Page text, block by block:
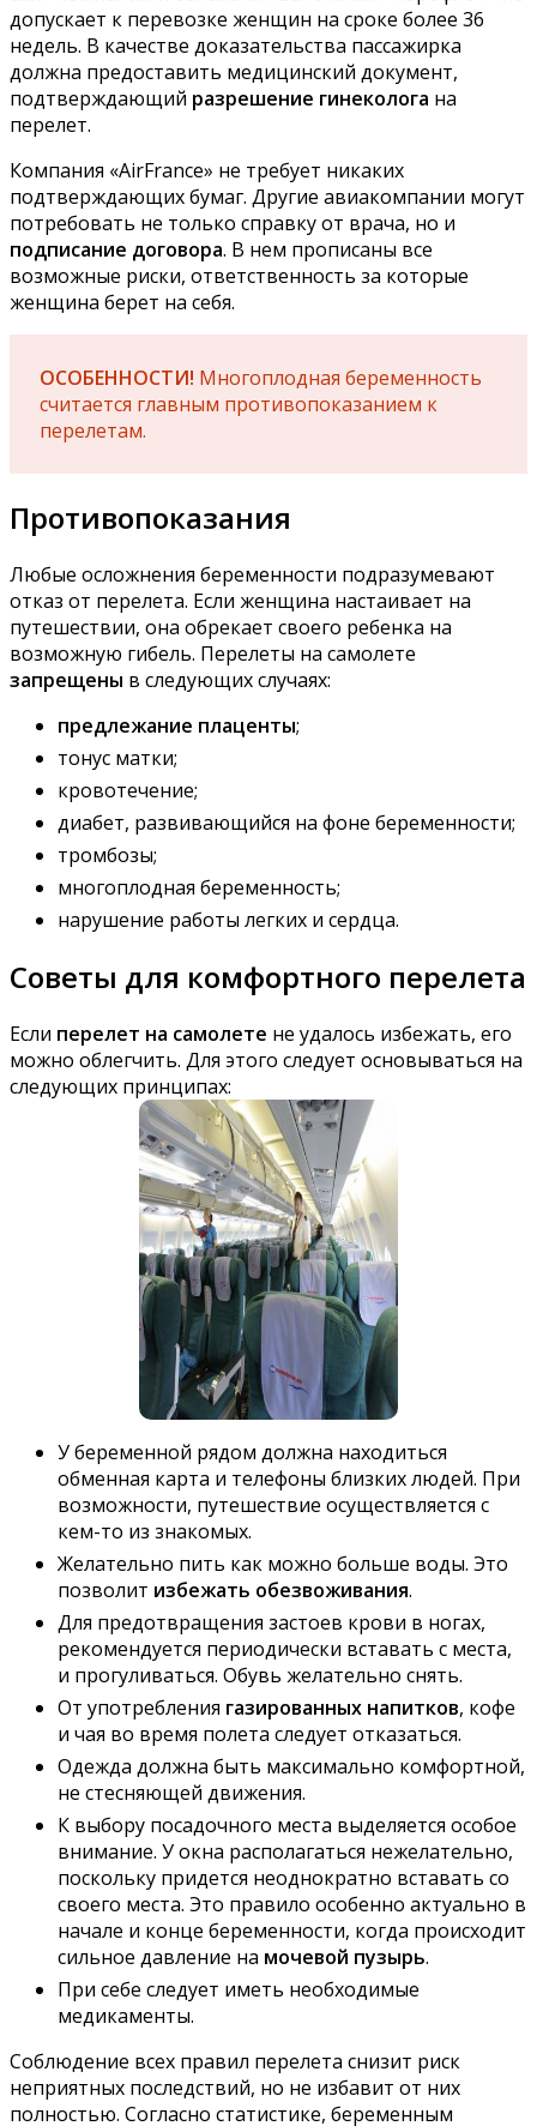
допускает к перевозке женщин на сроке более 36
недель. В качестве доказательства пассажирка
должна предоставить медицинский документ,
подтверждающий разрешение гинеколога на
перелет.
Компания «AirFrance» не требует никаких
подтверждающих бумаг. Другие авиакомпании могут
потребовать не только справку от врача, но и
подписание договора. В нем прописаны все
возможные риски, ответственность за которые
женщина берет на себя.
ОСОБЕННОСТИ! Многоплодная беременность
считается главным противопоказанием к
перелетам.
Противопоказания
Любые осложнения беременности подразумевают
отказ от перелета. Если женщина настаивает на
путешествии, она обрекает своего ребенка на
возможную гибель. Перелеты на самолете
запрещены в следующих случаях:
предлежание плаценты;
тонус матки;
кровотечение;
диабет, развивающийся на фоне беременности;
тромбозы;
многоплодная беременность;
нарушение работы легких и сердца.
Советы для комфортного перелета
Если перелет на самолете не удалось избежать, его
можно облегчить. Для этого следует основываться на
следующих принципах:
У беременной рядом должна находиться
обменная карта и телефоны близких людей. При
возможности, путешествие осуществляется с
кем-то из знакомых.
Желательно пить как можно больше воды. Это
позволит избежать обезвоживания.
Для предотвращения застоев крови в ногах,
рекомендуется периодически вставать с места,
и прогуливаться. Обувь желательно снять.
От употребления газированных напитков, кофе
и чая во время полета следует отказаться.
Одежда должна быть максимально комфортной,
не стесняющей движения.
К выбору посадочного места выделяется особое
внимание. У окна располагаться нежелательно,
поскольку придется неоднократно вставать со
своего места. Это правило особенно актуально в
начале и конце беременности, когда происходит
сильное давление на мочевой пузырь.
При себе следует иметь необходимые
медикаменты.
Соблюдение всех правил перелета снизит риск
неприятных последствий, но не избавит от них
полностью. Согласно статистике, беременным